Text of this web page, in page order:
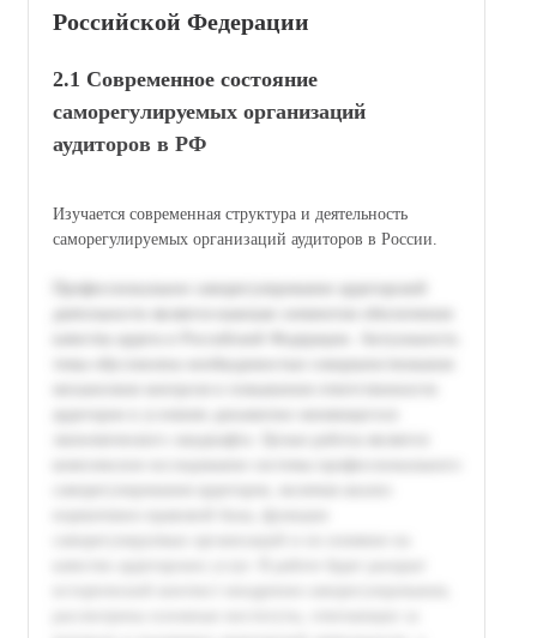
Российской Федерации
2.1 Современное состояние
саморегулируемых организаций
аудиторов в РФ
Изучается современная структура и деятельность
саморегулируемых организаций аудиторов в России.